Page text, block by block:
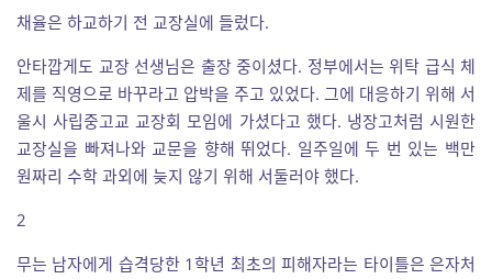
채율은 하교하기 전 교장실에 들렀다.
안타깝게도 교장 선생님은 출장 중이셨다. 정부에서는 위탁 급식 체
제를 직영으로 바꾸라고 압박을 주고 있었다. 그에 대응하기 위해 서
울시 사립중고교 교장회 모임에 가셨다고 했다. 냉장고처럼 시원한
교장실을 빠져나와 교문을 향해 뛰었다. 일주일에 두 번 있는 백만
원짜리 수학 과외에 늦지 않기 위해 서둘러야 했다.
2
무는 남자에게 습격당한 1학년 최초의 피해자라는 타이틀은 은자처